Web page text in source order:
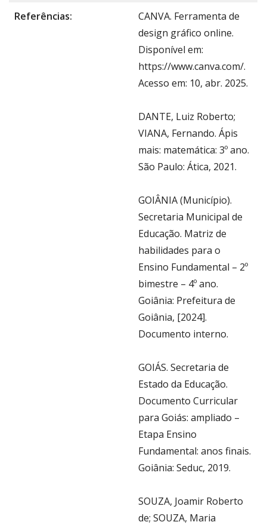
Referências:
CANVA. Ferramenta de
design gráfico online.
Disponível em:
https://www.canva.com/.
Acesso em: 10, abr. 2025.
DANTE, Luiz Roberto;
VIANA, Fernando. Ápis
mais: matemática: 3º ano.
São Paulo: Ática, 2021.
GOIÂNIA (Município).
Secretaria Municipal de
Educação. Matriz de
habilidades para o
Ensino Fundamental – 2º
bimestre – 4º ano.
Goiânia: Prefeitura de
Goiânia, [2024].
Documento interno.
GOIÁS. Secretaria de
Estado da Educação.
Documento Curricular
para Goiás: ampliado –
Etapa Ensino
Fundamental: anos finais.
Goiânia: Seduc, 2019.
SOUZA, Joamir Roberto
de; SOUZA, Maria